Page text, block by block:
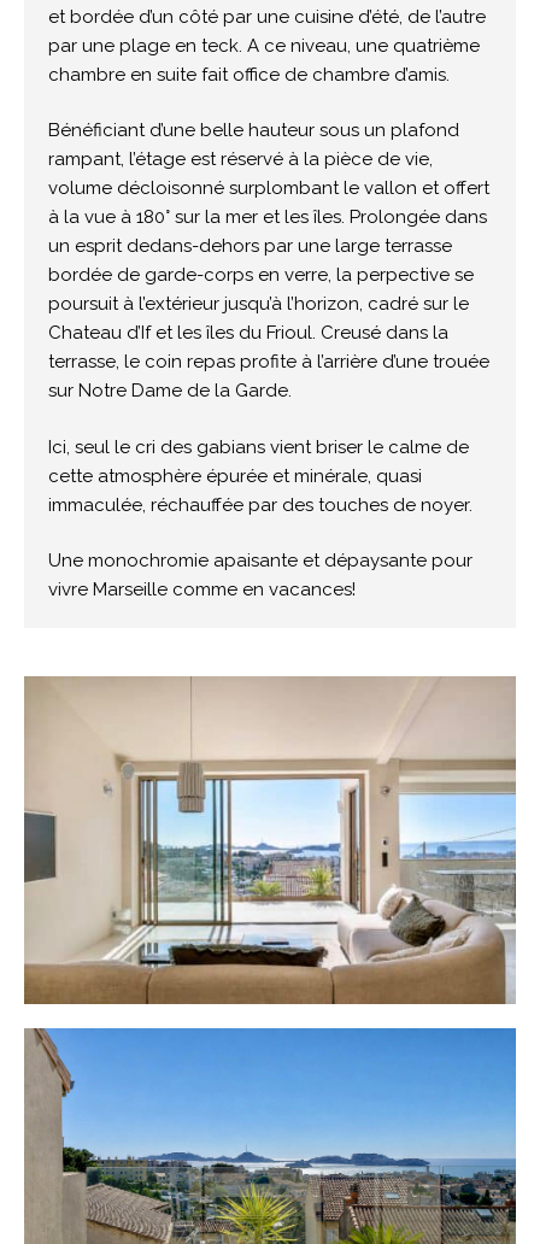
et bordée d’un côté par une cuisine d’été, de l’autre
par une plage en teck. A ce niveau, une quatrième
chambre en suite fait office de chambre d’amis.
Bénéficiant d’une belle hauteur sous un plafond
rampant, l’étage est réservé à la pièce de vie,
volume décloisonné surplombant le vallon et offert
à la vue à 180° sur la mer et les îles. Prolongée dans
un esprit dedans-dehors par une large terrasse
bordée de garde-corps en verre, la perpective se
poursuit à l’extérieur jusqu’à l’horizon, cadré sur le
Chateau d’If et les îles du Frioul. Creusé dans la
terrasse, le coin repas profite à l’arrière d’une trouée
sur Notre Dame de la Garde.
Ici, seul le cri des gabians vient briser le calme de
cette atmosphère épurée et minérale, quasi
immaculée, réchauffée par des touches de noyer.
Une monochromie apaisante et dépaysante pour
vivre Marseille comme en vacances!